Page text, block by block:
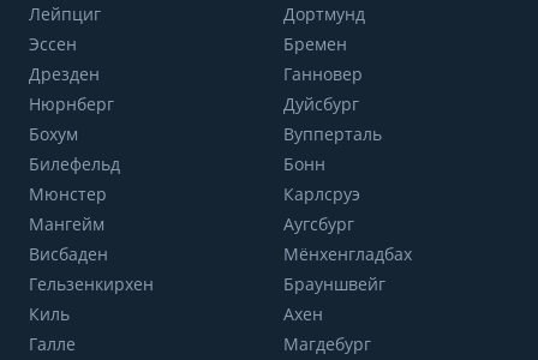
Лейпциг
Дортмунд
Эссен
Бремен
Дрезден
Ганновер
Нюрнберг
Дуйсбург
Бохум
Вупперталь
Билефельд
Бонн
Мюнстер
Карлсруэ
Мангейм
Аугсбург
Висбаден
Мёнхенгладбах
Гельзенкирхен
Брауншвейг
Киль
Ахен
Галле
Магдебург